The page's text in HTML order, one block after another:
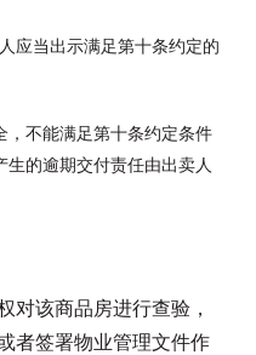
应当出示满足第十条约定的
，不能满足第十条约定条件
生的逾期交付责任由出卖人
对该商品房进行查验，
者签署物业管理文件作